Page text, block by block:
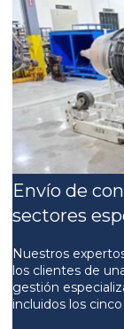
Envío de
sectores
Nuestros
los clientes de
gestión
incluidos los